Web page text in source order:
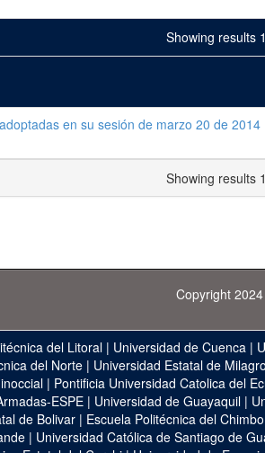
Showing results
en su sesión de marzo 20 de 2014
Showing results
Copyright
del Litoral | Universidad de Cuenca |
del Norte| Universidad Estatal de Milagro
| Pontificia Universidad Catolica del
ESPE | Universidad de Guayaquil |
de Bolivar| Escuela Politécnica del
| Universidad Católica de Santiago de